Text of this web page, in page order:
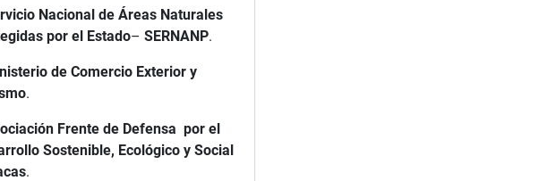
Nacional de Áreas Naturales
por el Estado– SERNANP.
de Comercio Exterior y
.
Frente de Defensa por el
Sostenible, Ecológico y Social
.